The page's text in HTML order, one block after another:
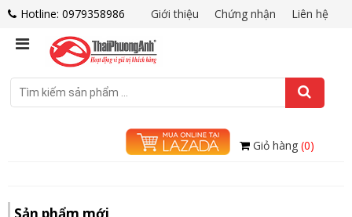
Hotline: 0979358986 Liên hệ
Chứng nhận
Giới thiệu
Giỏ hàng (0)